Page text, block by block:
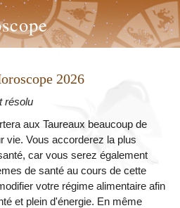
2026
résolu
aux Taureaux beaucoup de
vie. Vous accorderez la plus
car vous serez également
de santé au cours de cette
votre régime alimentaire afin
et plein d'énergie. En même